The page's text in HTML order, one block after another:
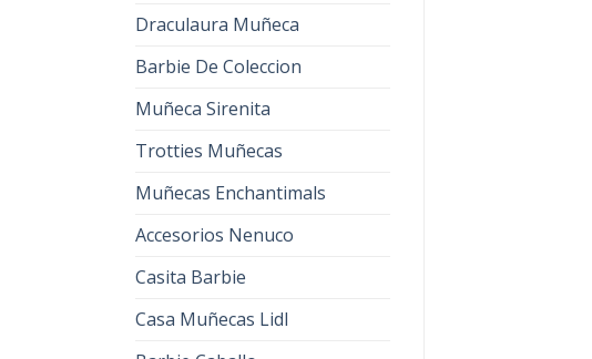
Draculaura Muñeca
Barbie De Coleccion
Muñeca Sirenita
Trotties Muñecas
Muñecas Enchantimals
Accesorios Nenuco
Casita Barbie
Casa Muñecas Lidl